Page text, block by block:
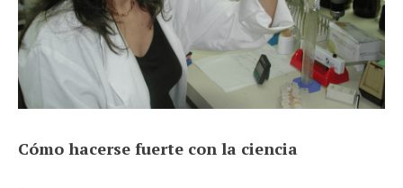
Cómo hacerse fuerte con la ciencia